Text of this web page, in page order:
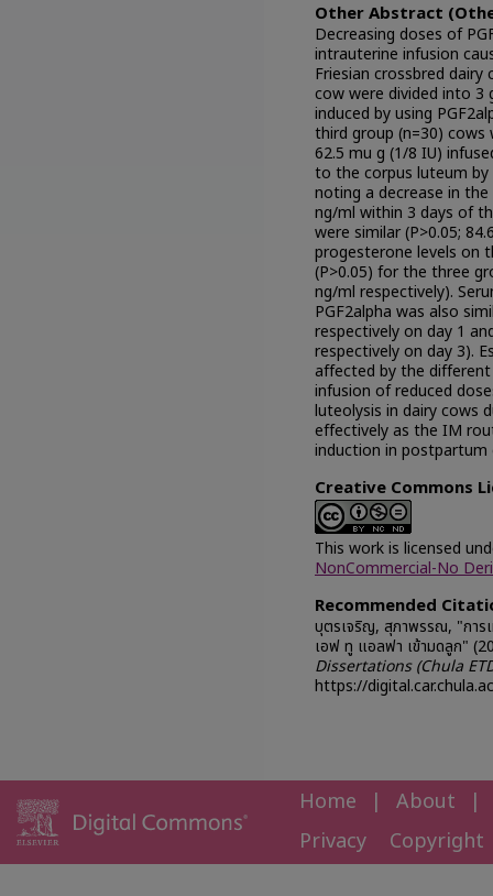
Other Abstract
Decreasing doses of
intrauterine infusion
Friesian crossbred
cow were divided into 3
induced by using
third group (n=30) cows
62.5 mu g (1/8 IU)
to the corpus luteum by
noting a decrease in
ng/ml within 3 days of
were similar (P>0.05;
progesterone levels on
(P>0.05) for the three
ng/ml respectively).
PGF2alpha was also
respectively on day 1
respectively on day 3).
affected by the
infusion of reduced
luteolysis in dairy cows
effectively as the IM
induction in postpartum
Creative Commons
This work is licensed
NonCommercial-No
Recommended
บุตรเจริญ, สุภาพรรณ, "การ
เอฟ ทู แอลฟา เข้ามดลูก"
Dissertations (Chula
https://
Home | About
|
Privacy
Copyright